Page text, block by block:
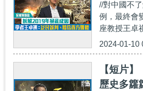
//對中國不
例，最終會
座教授王卓
2024-01-10
【短片
歷史多籮